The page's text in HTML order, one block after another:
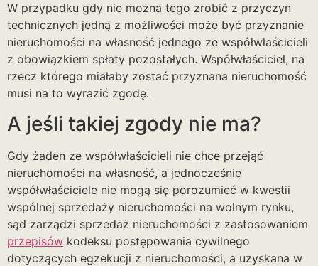
W przypadku gdy nie można tego zrobić z przyczyn
technicznych jedną z możliwości może być przyznanie
nieruchomości na własność jednego ze współwłaścicieli
z obowiązkiem spłaty pozostałych. Współwłaściciel, na
rzecz którego miałaby zostać przyznana nieruchomość
musi na to wyrazić zgodę.
A jeśli takiej zgody nie ma?
Gdy żaden ze współwłaścicieli nie chce przejąć
nieruchomości na własność, a jednocześnie
współwłaściciele nie mogą się porozumieć w kwestii
wspólnej sprzedaży nieruchomości na wolnym rynku,
sąd zarządzi sprzedaż nieruchomości z zastosowaniem
przepisów kodeksu postępowania cywilnego
dotyczących egzekucji z nieruchomości, a uzyskana w